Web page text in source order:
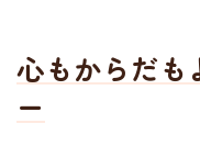
心もからだも
ー